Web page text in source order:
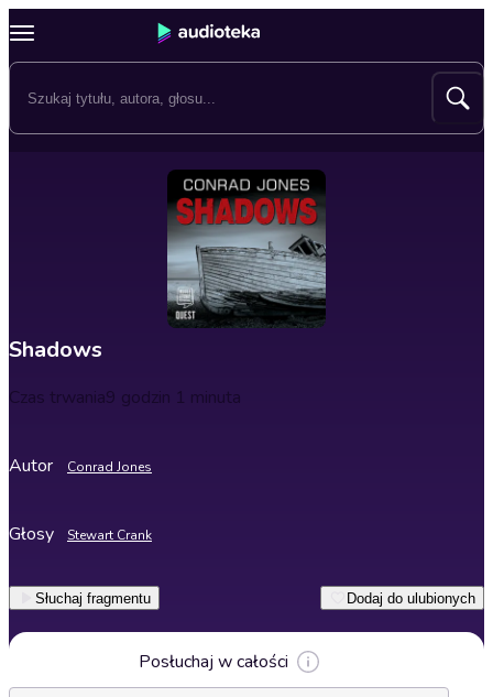
Shadows
Czas trwania9 godzin 1 minuta
Autor Conrad Jones
Głosy Stewart Crank
Słuchaj fragmentu Dodaj do ulubionych
Posłuchaj w całości